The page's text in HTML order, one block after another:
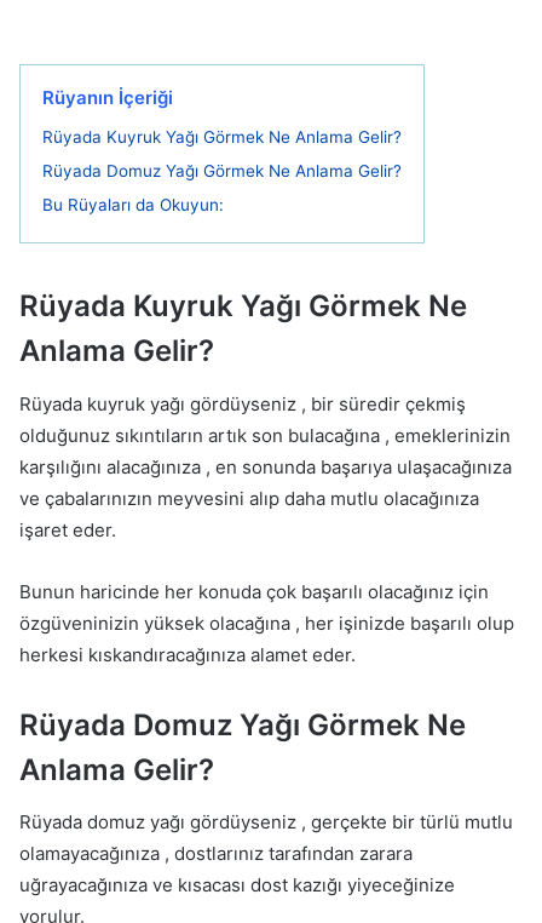
Rüyanın İçeriği
Rüyada Kuyruk Yağı Görmek Ne Anlama Gelir?
Rüyada Domuz Yağı Görmek Ne Anlama Gelir?
Bu Rüyaları da Okuyun:
Rüyada Kuyruk Yağı Görmek Ne
Anlama Gelir?
Rüyada kuyruk yağı gördüyseniz , bir süredir çekmiş
olduğunuz sıkıntıların artık son bulacağına , emeklerinizin
karşılığını alacağınıza , en sonunda başarıya ulaşacağınıza
ve çabalarınızın meyvesini alıp daha mutlu olacağınıza
işaret eder.
Bunun haricinde her konuda çok başarılı olacağınız için
özgüveninizin yüksek olacağına , her işinizde başarılı olup
herkesi kıskandıracağınıza alamet eder.
Rüyada Domuz Yağı Görmek Ne
Anlama Gelir?
Rüyada domuz yağı gördüyseniz , gerçekte bir türlü mutlu
olamayacağınıza , dostlarınız tarafından zarara
uğrayacağınıza ve kısacası dost kazığı yiyeceğinize
yorulur.